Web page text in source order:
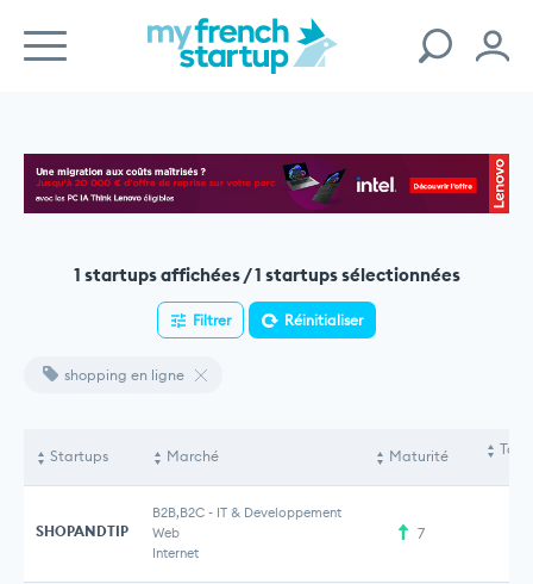
1 startups affichées / 1 startups sélectionnées
Filtrer Réinitialiser
shopping en ligne
Startups Marché Maturité
SHOPANDTIP
B2B,B2C - IT & Developpement
Web
Internet
7